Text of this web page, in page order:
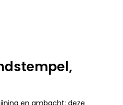
en ambacht: deze